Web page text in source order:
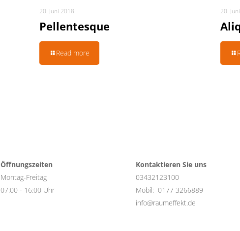
20. Juni 2018
Pellentesque
Read more
20.
Öffnungszeiten
Montag-Freitag
07:00 - 16:00 Uhr
Kontaktieren Sie uns
03432123100
Mobil: 0177 3266889
info@raumeffekt.de